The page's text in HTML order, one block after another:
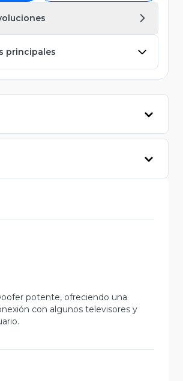
principales
potente, ofreciendo una
con algunos televisores y